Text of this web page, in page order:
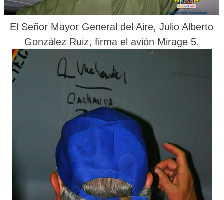
El Señor Mayor General del Aire, Julio Alberto
González Ruiz, firma el avión Mirage 5.